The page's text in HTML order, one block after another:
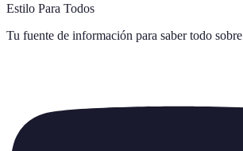
Estilo Para Todos
Tu fuente de información para saber todo sobre